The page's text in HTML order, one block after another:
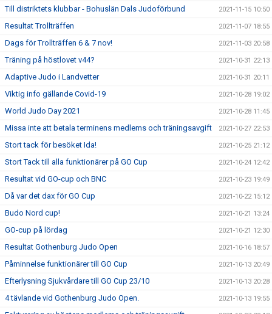
Till distriktets klubbar - Bohuslän Dals Judoförbund 2021-11-15 10:50
Resultat Trollträffen 2021-11-07 18:55
Dags för Trollträffen 6 & 7 nov! 2021-11-03 20:58
Träning på höstlovet v44? 2021-10-31 22:13
Adaptive Judo i Landvetter 2021-10-31 20:11
Viktig info gällande Covid-19 2021-10-28 19:02
World Judo Day 2021 2021-10-28 11:45
Missa inte att betala terminens medlems och träningsavgift 2021-10-27 22:53
Stort tack för besöket Ida! 2021-10-25 21:12
Stort Tack till alla funktionärer på GO Cup 2021-10-24 12:42
Resultat vid GO-cup och BNC 2021-10-23 19:49
Då var det dax för GO Cup 2021-10-22 15:12
Budo Nord cup! 2021-10-21 13:24
GO-cup på lördag 2021-10-21 12:30
Resultat Gothenburg Judo Open 2021-10-16 18:57
Påminnelse funktionärer till GO Cup 2021-10-13 20:49
Efterlysning Sjukvårdare till GO Cup 23/10 2021-10-13 20:28
4 tävlande vid Gothenburg Judo Open. 2021-10-13 19:55